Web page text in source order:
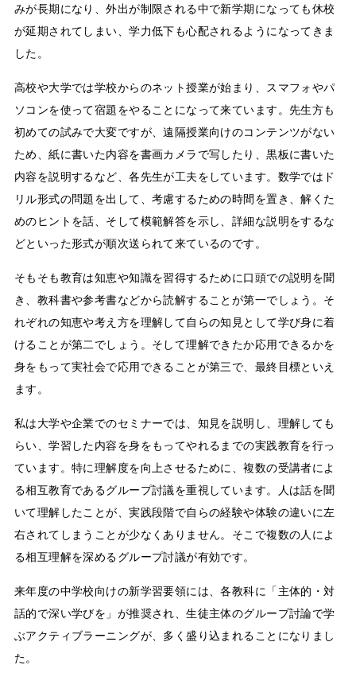
みが長期になり、外出が制限される中で新学期になっても休校
が延期されてしまい、学力低下も心配されるようになってきま
した。
高校や大学では学校からのネット授業が始まり、スマフォやパ
ソコンを使って宿題をやることになって来ています。先生方も
初めての試みで大変ですが、遠隔授業向けのコンテンツがない
ため、紙に書いた内容を書画カメラで写したり、黒板に書いた
内容を説明するなど、各先生が工夫をしています。数学ではド
リル形式の問題を出して、考慮するための時間を置き、解くた
めのヒントを話、そして模範解答を示し、詳細な説明をするな
どといった形式が順次送られて来ているのです。
そもそも教育は知恵や知識を習得するために口頭での説明を聞
き、教科書や参考書などから読解することが第一でしょう。そ
れぞれの知恵や考え方を理解して自らの知見として学び身に着
けることが第二でしょう。そして理解できたか応用できるかを
身をもって実社会で応用できることが第三で、最終目標といえ
ます。
私は大学や企業でのセミナーでは、知見を説明し、理解しても
らい、学習した内容を身をもってやれるまでの実践教育を行っ
ています。特に理解度を向上させるために、複数の受講者によ
る相互教育であるグループ討議を重視しています。人は話を聞
いて理解したことが、実践段階で自らの経験や体験の違いに左
右されてしまうことが少なくありません。そこで複数の人によ
る相互理解を深めるグループ討議が有効です。
来年度の中学校向けの新学習要領には、各教科に「主体的・対
話的で深い学びを」が推奨され、生徒主体のグループ討論で学
ぶアクティブラーニングが、多く盛り込まれることになりまし
た。